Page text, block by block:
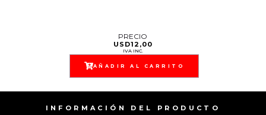
PRECIO
USD12,00
IVA INC.
AÑADIR AL CARRITO
INFORMACIÓN DEL PRODUCTO